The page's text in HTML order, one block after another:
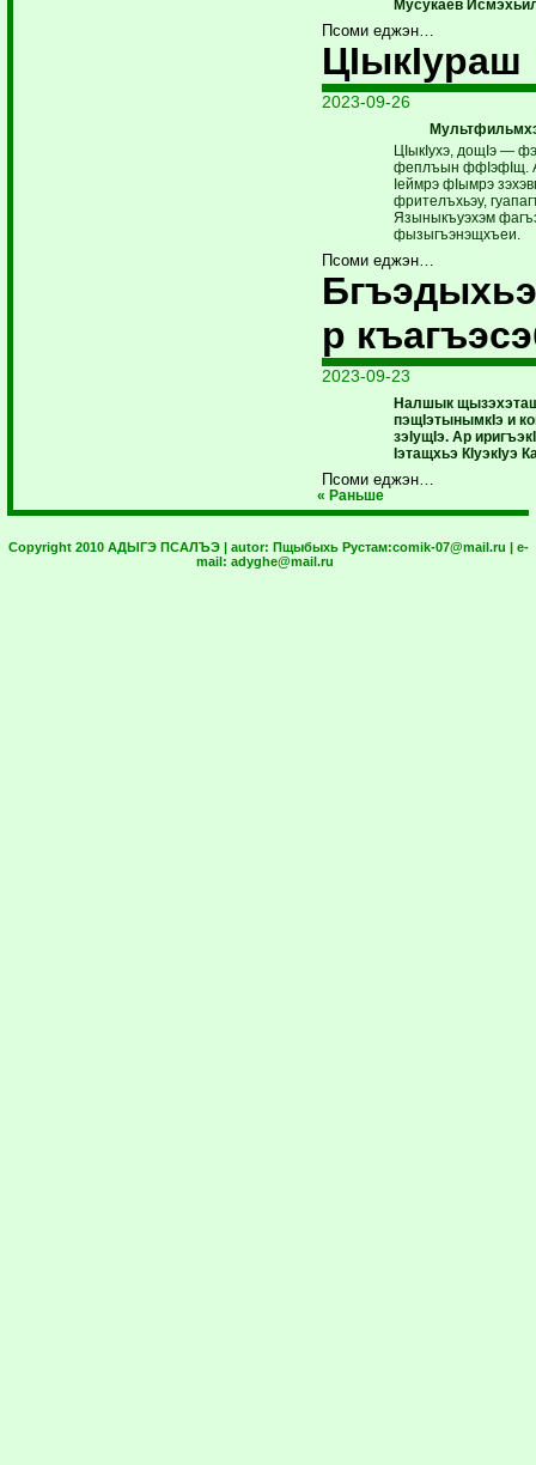
Мусукаев
Псоми еджэн…
ЦIыкIураш
2023-09-26
ЦIыкIухэ, дощIэ —
феплъын ффIэфIщ.
Iеймрэ фIымрэ
фрителъхьэу,
Языныкъуэхэм
фызыгъэнэщхъеи.
Псоми еджэн…
р
2023-09-23
Налшык
пэщIэтынымкIэ и
зэIущIэ. Ар
Iэтащхьэ КIуэкIуэ
Псоми еджэн…
« Раньше
Copyright 2010 АДЫГЭ ПСАЛЪЭ | autor: Пщыбыхь Рустам:comik-07@mail.ru | e-
mail: adyghe@mail.ru